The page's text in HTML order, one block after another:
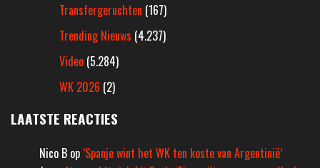
Transfergeruchten (167)
Trending Nieuws (4.237)
Video (5.284)
WK 2026 (2)
LAATSTE REACTIES
Nico B op ‘Spanje wint het WK ten koste van Argentinië’